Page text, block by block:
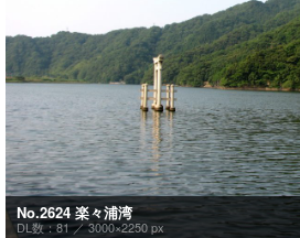
No.2624 楽々浦湾
DL数：81 ／3000×2250 px